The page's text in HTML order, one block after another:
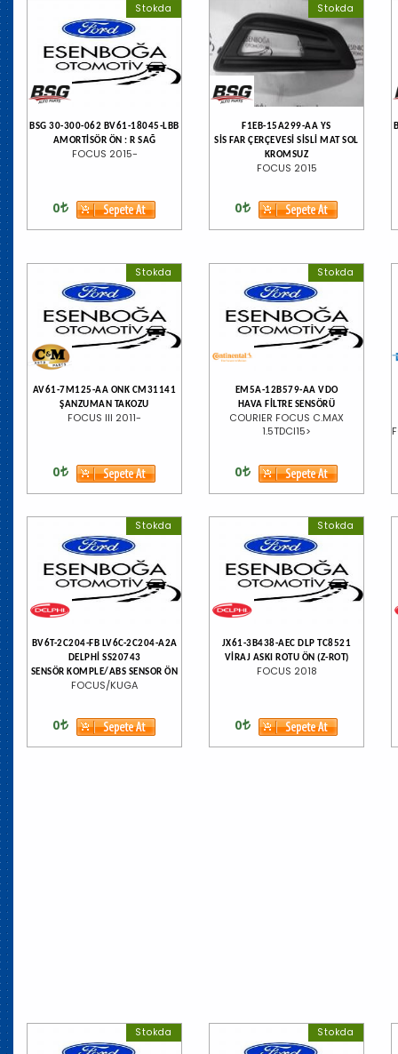
Stokda
BSG 30-300-062 BV61-18045-LBB
AMORTİSÖR ÖN : R SAĞ
FOCUS 2015-
0
Stokda
F1EB-15A299-AA YS
SİS FAR ÇERÇEVESİ SİSLİ MAT SOL
KROMSUZ
FOCUS 2015
0
Stokda
AV61-7M125-AA ONK CM31141
ŞANZUMAN TAKOZU
FOCUS III 2011-
0
Stokda
EM5A-12B579-AA VDO
HAVA FİLTRE SENSÖRÜ
COURIER FOCUS C.MAX
1.5TDCI15>
0
Stokda
BV6T-2C204-FB LV6C-2C204-A2A
DELPHİ SS20743
SENSÖR KOMPLE/ABS SENSOR ÖN
FOCUS/KUGA
0
Stokda
JX61-3B438-AEC DLP TC8521
VİRAJ ASKI ROTU ÖN (Z-ROT)
FOCUS 2018
0
Stokda Stokda